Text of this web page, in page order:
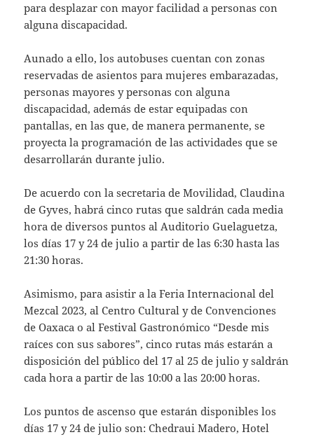
para desplazar con mayor facilidad a personas con
alguna discapacidad.
Aunado a ello, los autobuses cuentan con zonas
reservadas de asientos para mujeres embarazadas,
personas mayores y personas con alguna
discapacidad, además de estar equipadas con
pantallas, en las que, de manera permanente, se
proyecta la programación de las actividades que se
desarrollarán durante julio.
De acuerdo con la secretaria de Movilidad, Claudina
de Gyves, habrá cinco rutas que saldrán cada media
hora de diversos puntos al Auditorio Guelaguetza,
los días 17 y 24 de julio a partir de las 6:30 hasta las
21:30 horas.
Asimismo, para asistir a la Feria Internacional del
Mezcal 2023, al Centro Cultural y de Convenciones
de Oaxaca o al Festival Gastronómico “Desde mis
raíces con sus sabores”, cinco rutas más estarán a
disposición del público del 17 al 25 de julio y saldrán
cada hora a partir de las 10:00 a las 20:00 horas.
Los puntos de ascenso que estarán disponibles los
días 17 y 24 de julio son: Chedraui Madero, Hotel